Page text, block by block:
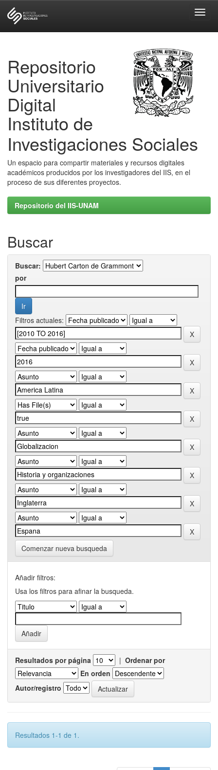
Repositorio
Universitario
Digital
Instituto de
Investigaciones Sociales
Un espacio para compartir materiales y recursos digitales
académicos producidos por los investigadores del IIS, en el
proceso de sus diferentes proyectos.
Repositorio del IIS-UNAM
Buscar
Buscar:
por
Filtros actuales:
Comenzar nueva busqueda
Añadir filtros:
Usa los filtros para afinar la busqueda.
Resultados por página | Ordenar por
En orden
Autor/registro
Resultados 1-1 de 1.